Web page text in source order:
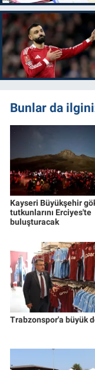
Bunlar da
Kayseri Büyükşehir
tutkunlarını Erciyes'te
buluşturacak
Trabzonspor'a büyük